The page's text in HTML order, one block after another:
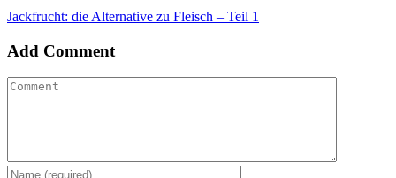
Jackfrucht: die Alternative zu Fleisch – Teil 1
Add Comment